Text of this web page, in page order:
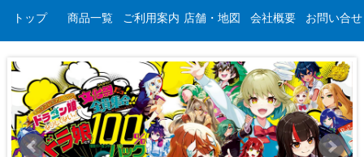
トップ 商品一覧 ご利用案内 店舗・地図 会社概要 お問い合せ